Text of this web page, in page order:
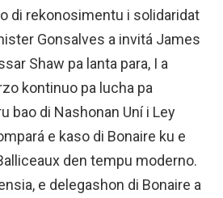
di rekonosimentu i solidaridat
Gonsalves a invitá James
Shaw pa lanta para, I a
kontinuo pa lucha pa
bao di Nashonan Uní i Ley
e kaso di Bonaire ku e
den tempu moderno.
e delegashon di Bonaire a